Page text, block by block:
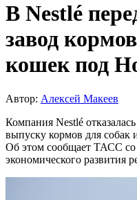
В Nestlé
завод
кошек под
Автор: Алексей Макеев
Компания Nestlé
выпуску кормов для собак
Об этом сообщает ТАСС со
экономического развития